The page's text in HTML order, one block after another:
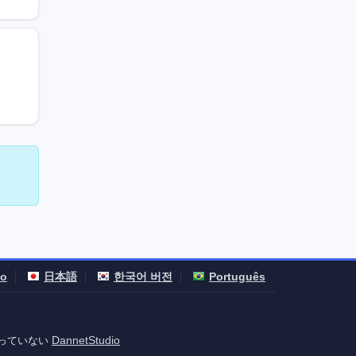
日本語 한국어 버전 Português
ていない DannetStudio